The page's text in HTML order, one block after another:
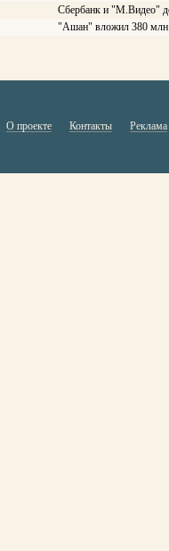
Сбербанк и "М.Видео"
"Ашан" вложил 380 млн
О проекте Контакты Реклама